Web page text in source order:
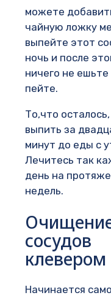
можете
чайную ложку
выпейте этот
ночь и после
ничего не ешьте
пейте.
То,что
выпить за
минут до еды с
Лечитесь так
день на
недель.
сосудов
клевером
Начинается